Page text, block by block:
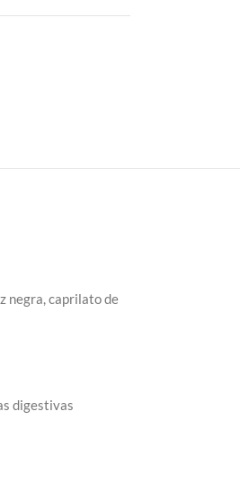
negra, caprilato de
digestivas